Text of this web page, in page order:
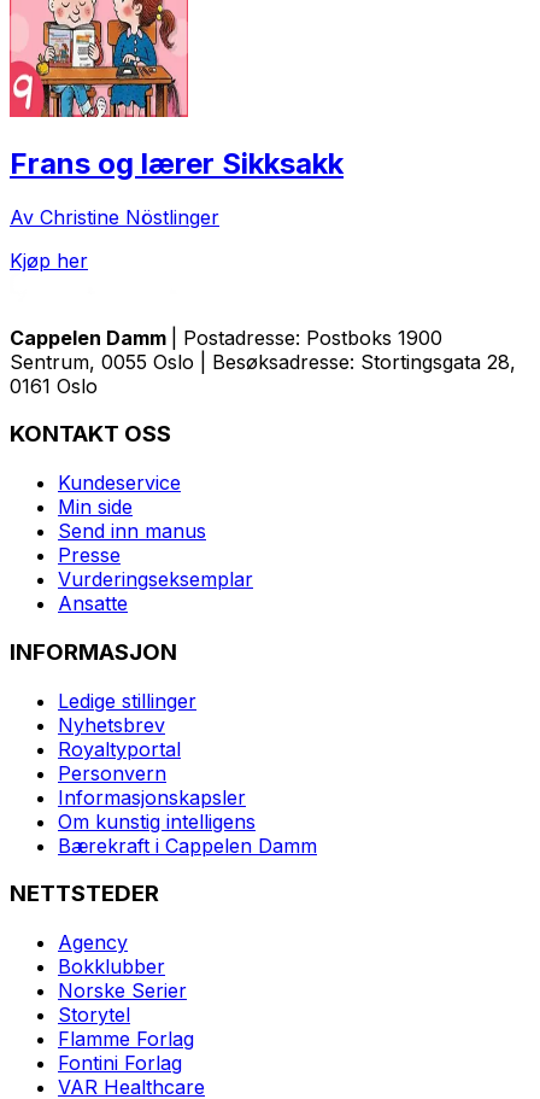
Frans og lærer Sikksakk
Av Christine Nöstlinger
Kjøp her
Cappelen Damm
| Postadresse: Postboks 1900
Sentrum, 0055 Oslo | Besøksadresse: Stortingsgata 28,
0161 Oslo
KONTAKT OSS
Kundeservice
Min side
Send inn manus
Presse
Vurderingseksemplar
Ansatte
INFORMASJON
Ledige stillinger
Nyhetsbrev
Royaltyportal
Personvern
Informasjonskapsler
Om kunstig intelligens
Bærekraft i Cappelen Damm
NETTSTEDER
Agency
Bokklubber
Norske Serier
Storytel
Flamme Forlag
Fontini Forlag
VAR Healthcare